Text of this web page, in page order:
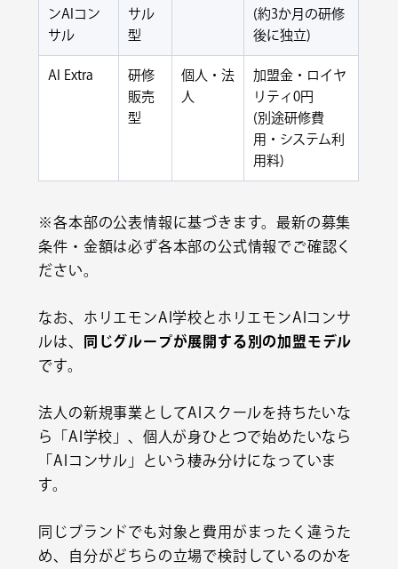
ンAIコン
サル
サル
型
(約3か月の研修
後に独立)
AI Extra
研修
販売
型
個人・法
人
加盟金・ロイヤ
リティ0円
(別途研修費
用・システム利
用料)
※各本部の公表情報に基づきます。最新の募集
条件・金額は必ず各本部の公式情報でご確認く
ださい。
なお、ホリエモンAI学校とホリエモンAIコンサ
ルは、
同じグループが展開する別の加盟モデル
です。
法人の新規事業としてAIスクールを持ちたいな
ら「AI学校」、個人が身ひとつで始めたいなら
「AIコンサル」という棲み分けになっていま
す。
同じブランドでも対象と費用がまったく違うた
め、自分がどちらの立場で検討しているのかを